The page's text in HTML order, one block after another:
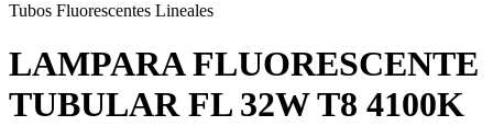
Tubos Fluorescentes Lineales
LAMPARA FLUORESCENTE
TUBULAR FL 32W T8 4100K